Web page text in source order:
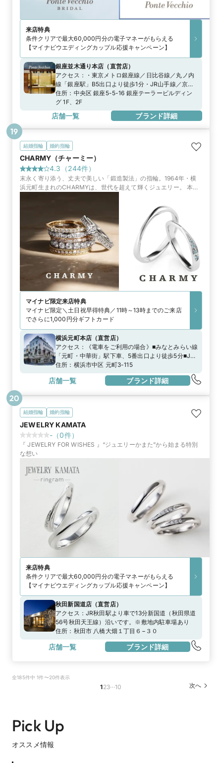
来店特典
条件クリアで最大60,000円分の電子マネーがもらえる
【マイナビウエディングカップル応援キャンペーン】
銀座並木通り本店 （直営店）
アクセス：
・東京メトロ銀座線／日比谷線／丸ノ内
線「銀座駅」B5出口より徒歩1分・JR山手線／京浜
東北線「有楽町駅」中央口、銀座口より徒歩5分
住所： 中央区 銀座5-5-16 銀座テーラービルディン
グ 1F、2F
店舗一覧 ブランド詳細
結婚指輪 婚約指輪
CHARMY（チャーミー）
4.3 （244件）
末永く寄り添う、丈夫で美しい「鍛造製法」の指輪。1964年・横
浜元町生まれのCHARMYは、世代を超えて輝くジュエリー。 本店
マイナビ限定来店特典
マイナビ限定＼土日祝早得特典／11時～13時までのご来店
でさらに1,000円分ギフトカード
横浜元町本店 （直営店）
アクセス：
《電車をご利用の場合》■みなとみらい線
「元町・中華街」駅下車、5番出口より徒歩5分■JR
京浜東北線「石川町（元町・中華街）」駅下車、元
町口（南口）より徒歩8分《お車をご利用の場合》お
車でお越しの際は、元町SS会発行の駐車券をご利用
https://www.motomachi.or.jp/access/
住所： 横浜市中区 元町3-115
店舗一覧 ブランド詳細
19
結婚指輪 婚約指輪
JEWELRY KAMATA
- （0件）
『 JEWELRY FOR WISHES 』“ジュエリーかまた”から始まる特別
な想い
来店特典
条件クリアで最大60,000円分の電子マネーがもらえる
【マイナビウエディングカップル応援キャンペーン】
秋田新国道店 （直営店）
アクセス： JR秋田駅より車で13分新国道（秋田県道
56号秋田天王線）沿いです。※敷地内駐車場あり
住所： 秋田市 八橋大畑１丁目６−３０
店舗一覧 ブランド詳細
20
全185件中 1件〜20件表示
123…10 次へ
Pick Up
オススメ情報